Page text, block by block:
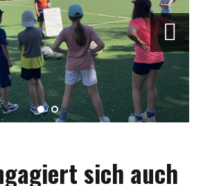
sich auch